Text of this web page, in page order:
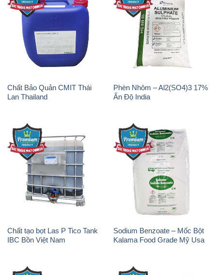
Chất Bảo Quản CMIT Thái
Lan Thailand
Phèn Nhôm – Al2(SO4)3 17%
Ấn Độ India
Chất tạo bọt Las P Tico Tank
IBC Bồn Việt Nam
Sodium Benzoate – Mốc Bột
Kalama Food Grade Mỹ Usa